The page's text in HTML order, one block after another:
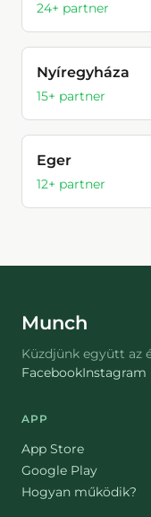
24+ partner
Nyíregyháza
15+ partner
Eger
12+ partner
Munch
Küzdjünk együtt az
FacebookInstagram
APP
App Store
Google Play
Hogyan működik?